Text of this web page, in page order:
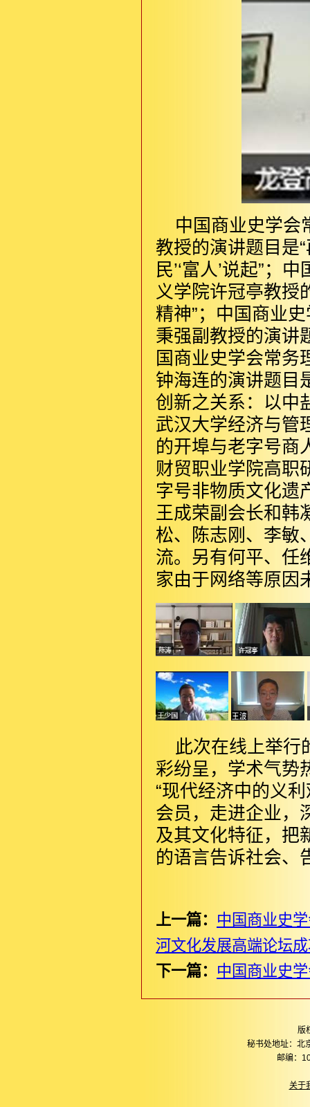
中国商业史学会
教授的演讲题目是
民’‘富人’说起”；
义学院许冠亭教授
精神”；中国商业
秉强副教授的演讲
国商业史学会常务
钟海连的演讲题目
创新之关系：以中
武汉大学经济与管
的开埠与老字号商
财贸职业学院高职
字号非物质文化遗
王成荣副会长和韩
松、陈志刚、李敏
流。另有何平、任
家由于网络等原因
此次在线上举行
彩纷呈，学术气势
“现代经济中的义
会员，走进企业，
及其文化特征，把
的语言告诉社会、
上一篇： 中国商业史
河文化发展高端论坛
下一篇： 中国商业史
版
秘书处地址：北
邮编：
关于